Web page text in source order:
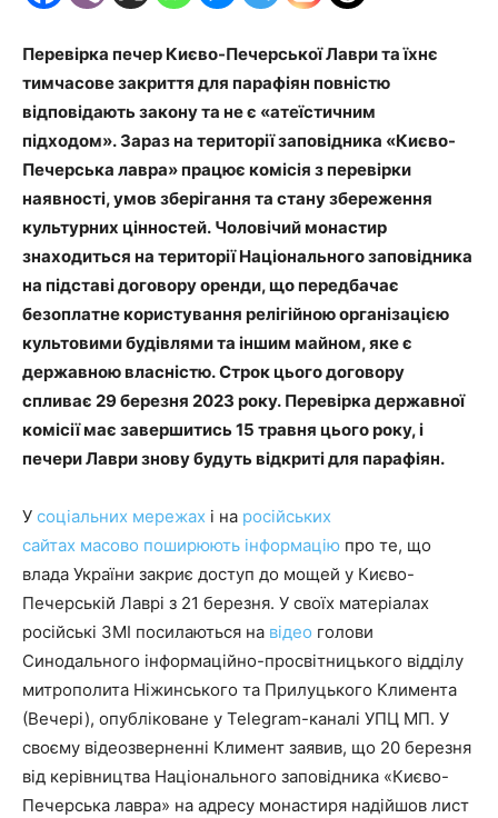
Перевірка печер Києво-Печерської Лаври та їхнє
тимчасове закриття для парафіян повністю
відповідають закону та не є «атеїстичним
підходом». Зараз на території заповідника «Києво-
Печерська лавра» працює комісія з перевірки
наявності, умов зберігання та стану збереження
культурних цінностей. Чоловічий монастир
знаходиться на території Національного заповідника
на підставі договору оренди, що передбачає
безоплатне користування релігійною організацією
культовими будівлями та іншим майном, яке є
державною власністю. Строк цього договору
спливає 29 березня 2023 року. Перевірка державної
комісії має завершитись 15 травня цього року, і
печери Лаври знову будуть відкриті для парафіян.
У соціальних мережах і на російських
сайтах масово поширюють інформацію про те, що
влада України закриє доступ до мощей у Києво-
Печерській Лаврі з 21 березня. У своїх матеріалах
російські ЗМІ посилаються на відео голови
Синодального інформаційно-просвітницького відділу
митрополита Ніжинського та Прилуцького Климента
(Вечері), опубліковане у Telegram-каналі УПЦ МП. У
своєму відеозверненні Климент заявив, що 20 березня
від керівництва Національного заповідника «Києво-
Печерська лавра» на адресу монастиря надійшов лист